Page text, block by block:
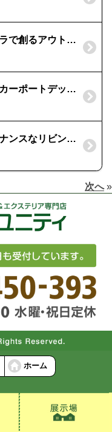
大和郡山市：ラステラで創るアウトドアリビング|木目調パーゴラ
橿原市：天然木材のカーポートデッキ｜ガレージスペースの有効活用
奈良市：ローメンテナンスなリビングガーデン｜レンガの花壇
次へ»
ホーム